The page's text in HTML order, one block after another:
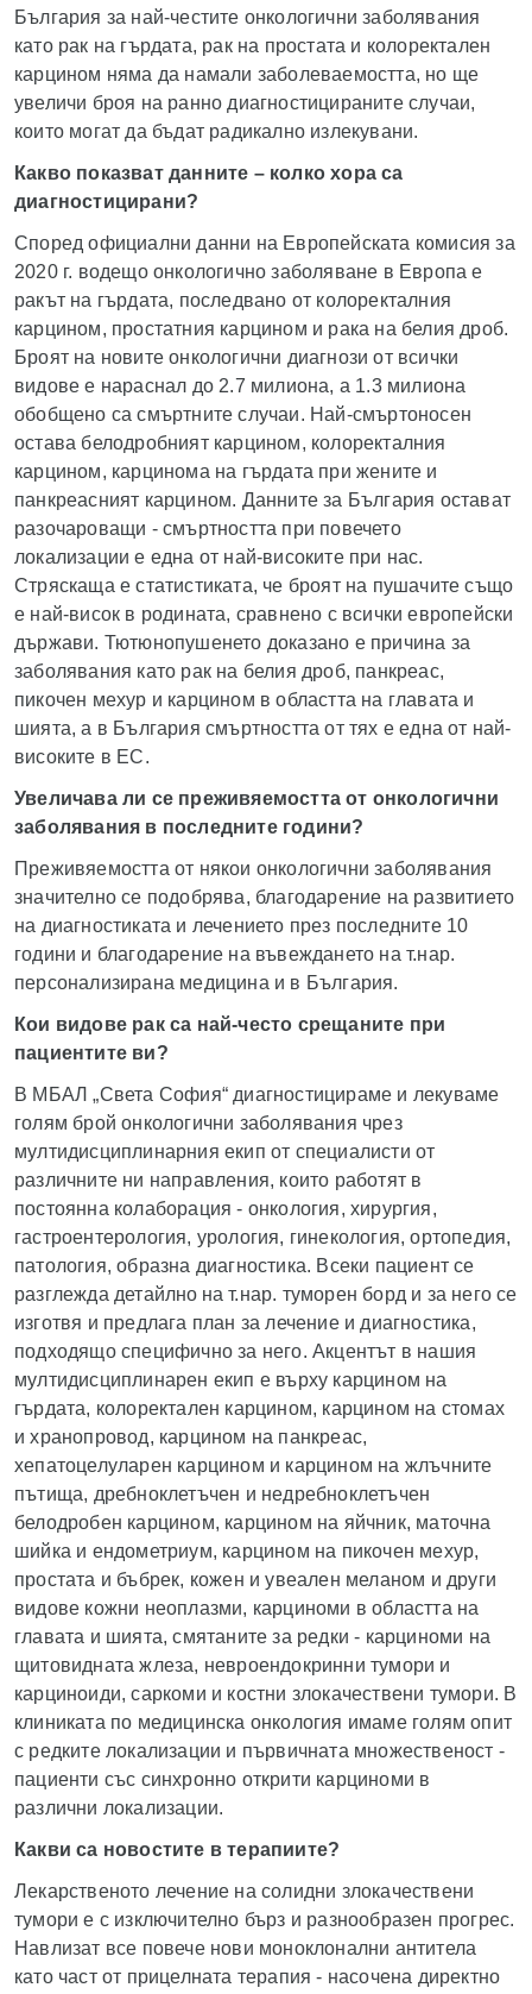
България за най-честите онкологични заболявания
като рак на гърдата, рак на простата и колоректален
карцином няма да намали заболеваемостта, но ще
увеличи броя на ранно диагностицираните случаи,
които могат да бъдат радикално излекувани.
Какво показват данните – колко хора са
диагностицирани?
Според официални данни на Европейската комисия за
2020 г. водещо онкологично заболяване в Европа е
ракът на гърдата, последвано от колоректалния
карцином, простатния карцином и рака на белия дроб.
Броят на новите онкологични диагнози от всички
видове е нараснал до 2.7 милиона, а 1.3 милиона
обобщено са смъртните случаи. Най-смъртоносен
остава белодробният карцином, колоректалния
карцином, карцинома на гърдата при жените и
панкреасният карцином. Данните за България остават
разочароващи - смъртността при повечето
локализации е една от най-високите при нас.
Стряскаща е статистиката, че броят на пушачите също
е най-висок в родината, сравнено с всички европейски
държави. Тютюнопушенето доказано е причина за
заболявания като рак на белия дроб, панкреас,
пикочен мехур и карцином в областта на главата и
шията, а в България смъртността от тях е една от най-
високите в ЕС.
Увеличава ли се преживяемостта от онкологични
заболявания в последните години?
Преживяемостта от някои онкологични заболявания
значително се подобрява, благодарение на развитието
на диагностиката и лечението през последните 10
години и благодарение на въвеждането на т.нар.
персонализирана медицина и в България.
Кои видове рак са най-често срещаните при
пациентите ви?
В МБАЛ „Света София“ диагностицираме и лекуваме
голям брой онкологични заболявания чрез
мултидисциплинарния екип от специалисти от
различните ни направления, които работят в
постоянна колаборация - онкология, хирургия,
гастроентерология, урология, гинекология, ортопедия,
патология, образна диагностика. Всеки пациент се
разглежда детайлно на т.нар. туморен борд и за него се
изготвя и предлага план за лечение и диагностика,
подходящо специфично за него. Акцентът в нашия
мултидисциплинарен екип е върху карцином на
гърдата, колоректален карцином, карцином на стомах
и хранопровод, карцином на панкреас,
хепатоцелуларен карцином и карцином на жлъчните
пътища, дребноклетъчен и недребноклетъчен
белодробен карцином, карцином на яйчник, маточна
шийка и ендометриум, карцином на пикочен мехур,
простата и бъбрек, кожен и увеален меланом и други
видове кожни неоплазми, карциноми в областта на
главата и шията, смятаните за редки - карциноми на
щитовидната жлеза, невроендокринни тумори и
карциноиди, саркоми и костни злокачествени тумори. В
клиниката по медицинска онкология имаме голям опит
с редките локализации и първичната множественост -
пациенти със синхронно открити карциноми в
различни локализации.
Какви са новостите в терапиите?
Лекарственото лечение на солидни злокачествени
тумори е с изключително бърз и разнообразен прогрес.
Навлизат все повече нови моноклонални антитела
като част от прицелната терапия - насочена директно